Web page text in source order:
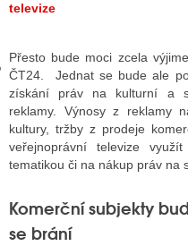
DISKUTÉRA NA RADIOTV
televize
Přesto bude moci zcela
ČT24. Jednat se bude ale
získání práv na kulturní a
reklamy. Výnosy z reklamy
kultury, tržby z prodeje
veřejnoprávní televize
tematikou či na nákup práv na
Komerční subjekty
se brání